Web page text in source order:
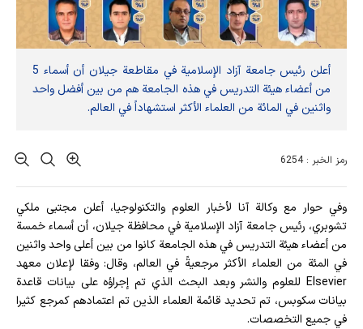
أعلن رئيس جامعة آزاد الإسلامية في مقاطعة جيلان أن أسماء 5
من أعضاء هيئة التدريس في هذه الجامعة هم من بين أفضل واحد
واثنين في المائة من العلماء الأكثر استشهاداً في العالم.
رمز الخبر : 6254
وفي حوار مع وكالة آنا لأخبار العلوم والتكنولوجيا، أعلن مجتبی ملکي
تشوبري، رئيس جامعة آزاد الإسلامية في محافظة جيلان، أن أسماء خمسة
من أعضاء هيئة التدريس في هذه الجامعة كانوا من بين أعلى واحد واثنين
في المئة من العلماء الأكثر مرجعيةً في العالم، وقال: وفقا لإعلان معهد
Elsevier للعلوم والنشر وبعد البحث الذي تم إجراؤه على بيانات قاعدة
بيانات سكوبس، تم تحديد قائمة العلماء الذين تم اعتمادهم كمرجع كثيرا
في جميع التخصصات.